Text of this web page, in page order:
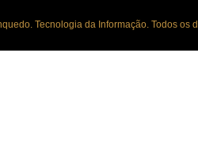
Tecnologia da Informação. Todos os